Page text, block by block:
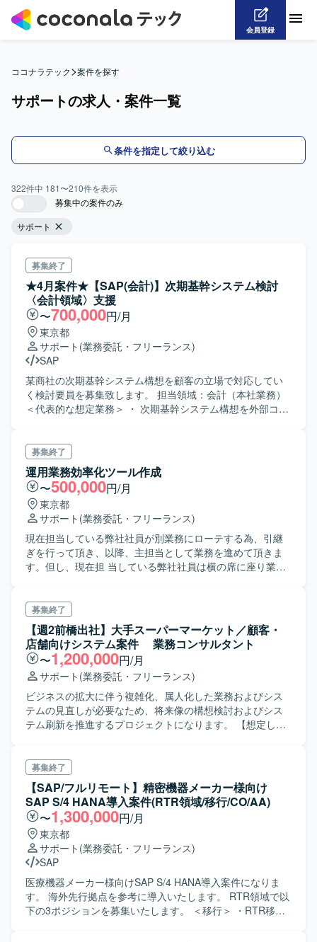
会員登録
ココナラテック>案件を探す
サポートの求人・案件一覧
条件を指定して絞り込む
322件中 181〜210件を表示
募集中の案件のみ
サポート
募集終了
★4月案件★【SAP(会計)】次期基幹システム検討
〈会計領域〉支援
〜700,000円/月
東京都
サポート (業務委託・フリーランス)
SAP
某商社の次期基幹システム構想を顧客の立場で対応してい
く検討要員を募集致します。 担当領域：会計（本社業務）
＜代表的な想定業務＞ ・ 次期基幹システム構想を外部コン
期基幹システム機能要件検討
募集終了
運用業務効率化ツール作成
〜500,000円/月
東京都
サポート (業務委託・フリーランス)
現在担当している弊社社員が別業務にローテする為、引継
ぎを行って頂き、以降、主担当として業務を進めて頂きま
す。但し、現在担 当している弊社社員は横の席に座り業務
予定。 1.申請用ポータルサイト連絡用メール送信 2.UNIXサ
ーバrootパスワード一括更新 3.システムAのUNIXログ回収&
メール作成 4.ネットワーク機器ユーザ登録・削除
5.UNIX&Windowsログ回収＆ポータルサイトアップロード
6.システムBのUNIXログ回収&メール作成(Powershell) ※3と
同要件 7.vCenter Server Appliance 構成ファイルバックア
ップ 8.LDAPサーバフラグ更新作業 9.UNIXサーバ起動確認
10.システムCのUNIXログ回収&メール作成 ※3と同要件
11..JP1イベントメール自動送付 12.システムDのUNIXログ
きます。（お客様説明含む）
募集終了
【週2前橋出社】大手スーパーマーケット／顧客・
店舗向けシステム案件 業務コンサルタント
〜1,200,000円/月
サポート (業務委託・フリーランス)
ビジネスの拡大に伴う複雑化、属人化した業務およびシス
テムの見直しが必要なため、将来像の構想検討およびシス
テム刷新を推進するプロジェクトになります。 【想定して
PM/PMOと共に、PJの進捗管理、課題管理、ベンダ管理を
実施 ・その他、会議進行、議事録作成 など 上記のようにコ
ンサルとしての推進は勿論、PMOのような立ち回りも対応
いただきます。 元請け、顧客含めて密にコミュニケーショ
ンが取れる現場なのでそういったコミュニケーションを積
極的に行える方ですとより力を発揮いただけます。
募集終了
【SAP/フルリモート】精密機器メーカー様向け
SAP S/4 HANA導入案件(RTR領域/移行/CO/AA)
〜1,300,000円/月
東京都
サポート (業務委託・フリーランス)
SAP
医療機器メーカー様向けSAP S/4 HANA導入案件になりま
す。 海外先行拠点を参考に導入いたします。 RTR領域で以
下の3ポジションを募集いたします。 ＜移行＞ ・RTR移行